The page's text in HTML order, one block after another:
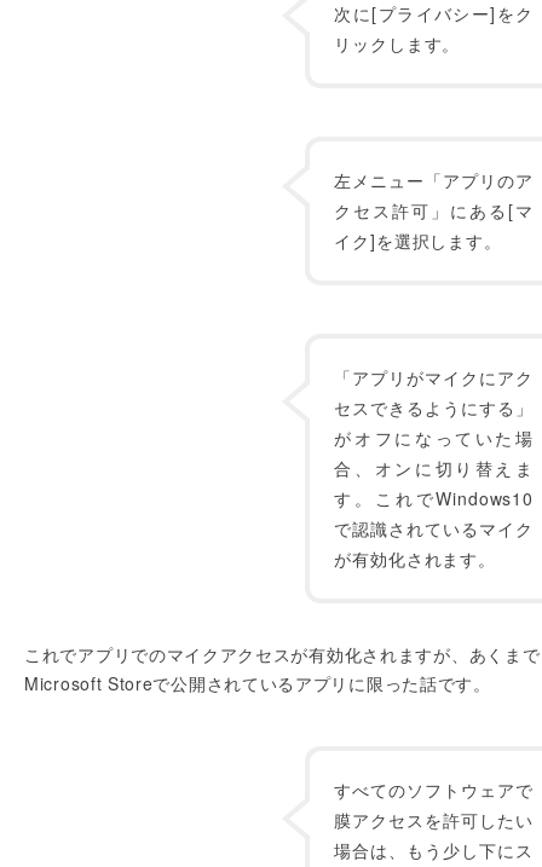
次に[プライバシー]をク
リックします。
左メニュー「アプリのア
クセス許可」にある[マ
イク]を選択します。
「アプリがマイクにアク
セスできるようにする」
がオフになっていた場
合、オンに切り替えま
す。これでWindows10
で認識されているマイク
が有効化されます。
これでアプリでのマイクアクセスが有効化されますが、あくまで
Microsoft Storeで公開されているアプリに限った話です。
すべてのソフトウェアで
膜アクセスを許可したい
場合は、もう少し下にス